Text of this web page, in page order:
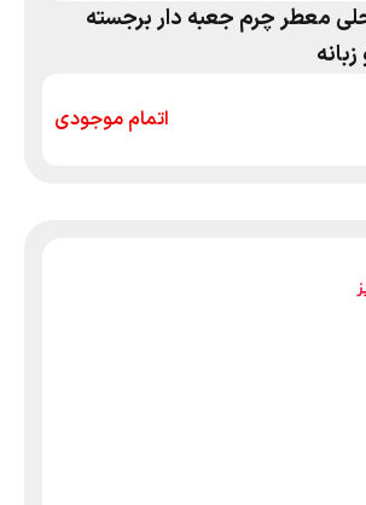
معطر چرم جعبه دار برجسته
اتمام موجودی